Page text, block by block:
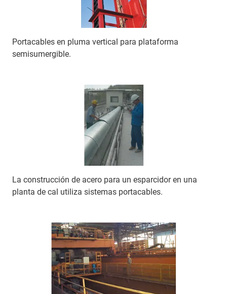
Portacables en pluma vertical para plataforma
semisumergible.
La construcción de acero para un esparcidor en una
planta de cal utiliza sistemas portacables.